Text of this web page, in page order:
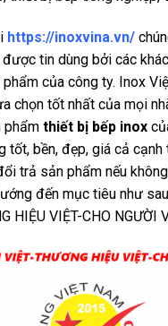
https://inoxvina.vn/
tin dùng bởi các
của công ty. Inox
chọn tốt nhất của mọi
phẩm thiết bị bếp inox
tốt, bền, đẹp, giá cả cạnh
trả sản phẩm nếu
đến mục tiêu như
HIỆU VIỆT-CHO NGƯỜI